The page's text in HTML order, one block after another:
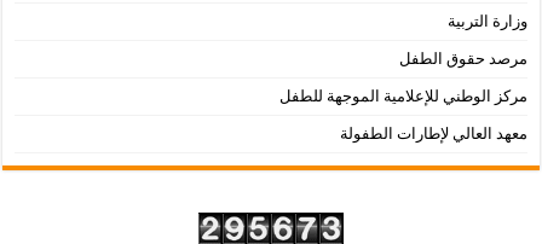
وزارة التربية
مرصد حقوق الطفل
مركز الوطني للإعلامية الموجهة للطفل
معهد العالي لإطارات الطفولة